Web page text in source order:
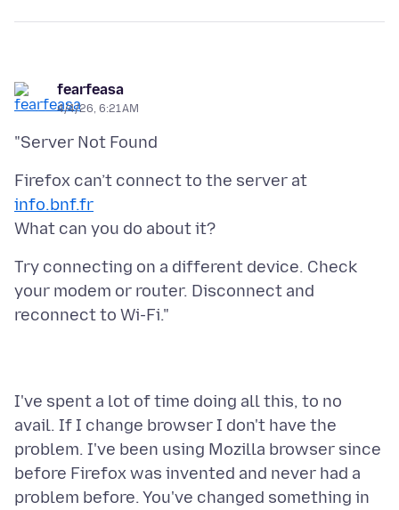
fearfeasa
4/4/26, 6:21 AM
Firefox can’t connect to the server at
info.bnf.fr
Try connecting on a different device. Check
your modem or router. Disconnect and
I've spent a lot of time doing all this, to no
avail. If I change browser I don't have the
problem. I've been using Mozilla browser since
before Firefox was invented and never had a
problem before. You've changed something in